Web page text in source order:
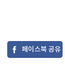
페이스북 공유